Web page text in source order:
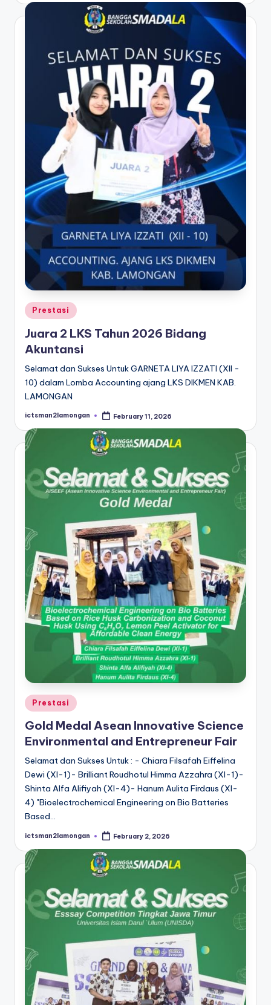
Posted
Prestasi
Juara 2 LKS Tahun 2026 Bidang
Akuntansi
Selamat dan Sukses Untuk GARNETA LIYA IZZATI (XII -
10) dalam Lomba Accounting ajang LKS DIKMEN KAB.
LAMONGAN
Posted
ictsman2lamongan February 11, 2026
Posted
in
Prestasi
Gold Medal Asean Innovative Science
Environmental and Entrepreneur Fair
Selamat dan Sukses Untuk : - Chiara Filsafah Eiffelina
Dewi (XI-1)- Brilliant Roudhotul Himma Azzahra (XI-1)-
Shinta Alfa Alifiyah (XI-4)- Hanum Aulita Firdaus (XI-
4) "Bioelectrochemical Engineering on Bio Batteries
Based…
Posted
ictsman2lamongan February 2, 2026